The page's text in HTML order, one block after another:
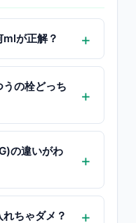
が正解？
の栓どっち
の違いがわ
ちゃダメ？